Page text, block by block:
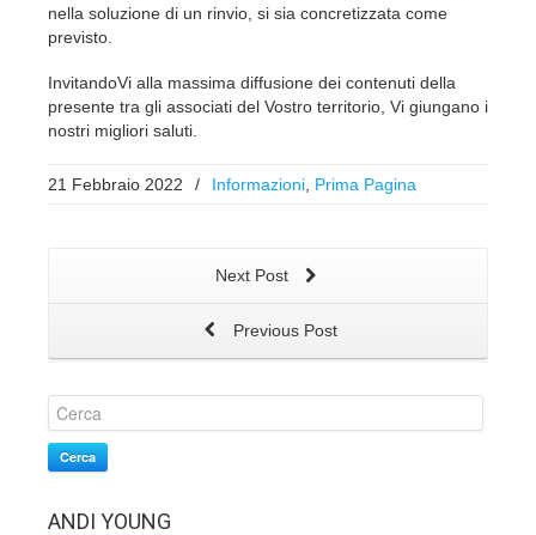
nella soluzione di un rinvio, si sia concretizzata come
previsto.
InvitandoVi alla massima diffusione dei contenuti della
presente tra gli associati del Vostro territorio, Vi giungano i
nostri migliori saluti.
21 Febbraio 2022 / Informazioni Prima Pagina
Next Post
Previous Post
Cerca
ANDI YOUNG